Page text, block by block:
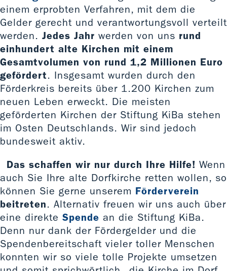
einem erprobten Verfahren, mit dem die
Gelder gerecht und verantwortungsvoll verteilt
werden. Jedes Jahr werden von uns rund
einhundert alte Kirchen mit einem
Gesamtvolumen von rund 1,2 Millionen Euro
gefördert. Insgesamt wurden durch den
Förderkreis bereits über 1.200 Kirchen zum
neuen Leben erweckt. Die meisten
geförderten Kirchen der Stiftung KiBa stehen
im Osten Deutschlands. Wir sind jedoch
bundesweit aktiv.
Das schaffen wir nur durch Ihre Hilfe! Wenn
auch Sie Ihre alte Dorfkirche retten wollen, so
können Sie gerne unserem Förderverein
beitreten. Alternativ freuen wir uns auch über
eine direkte Spende an die Stiftung KiBa.
Denn nur dank der Fördergelder und die
Spendenbereitschaft vieler toller Menschen
konnten wir so viele tolle Projekte umsetzen